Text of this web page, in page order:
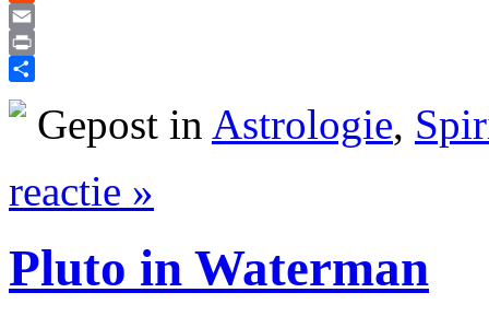
Reddit
Email
Print
Gepost in Astrologie,
reactie »
Pluto in Waterman